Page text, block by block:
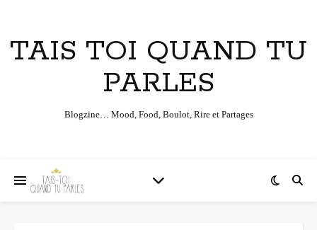
TAIS TOI QUAND TU
PARLES
Blogzine… Mood, Food, Boulot, Rire et Partages